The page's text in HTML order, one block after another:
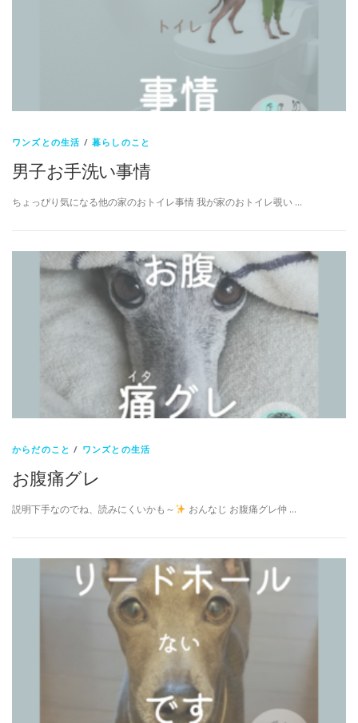
ワンズとの生活 /暮らしのこと
男子お手洗い事情
ちょっぴり気になる他の家のおトイレ事情 我が家のおトイレ覗い …
からだのこと / ワンズとの生活
お腹痛グレ
説明下手なのでね、読みにくいかも～ おんなじ お腹痛グレ仲 …